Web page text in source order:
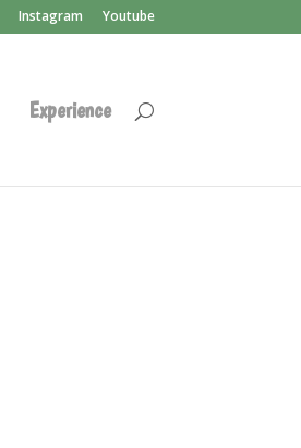
Instagram Youtube
Experience